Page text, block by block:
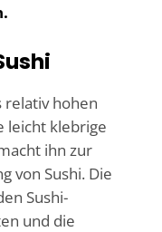
relativ hohen
leicht klebrige
ihn zur
von Sushi. Die
Sushi-
und die